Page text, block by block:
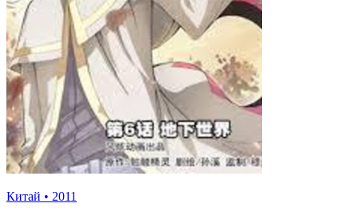
Китай • 2011